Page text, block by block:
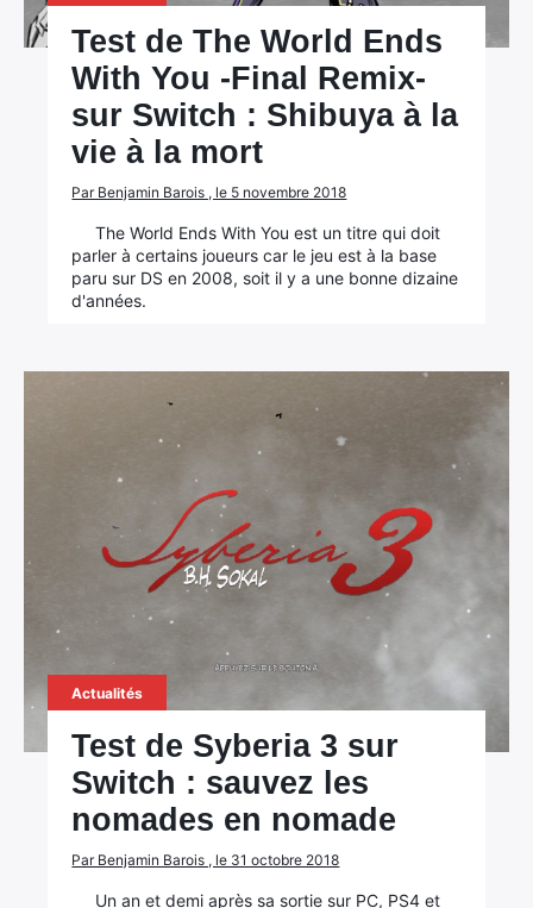
Test de The World Ends
With You -Final Remix-
sur Switch : Shibuya à la
vie à la mort
Par Benjamin Barois , le 5 novembre 2018
The World Ends With You est un titre qui doit
parler à certains joueurs car le jeu est à la base
paru sur DS en 2008, soit il y a une bonne dizaine
d'années.
Actualités
Test de Syberia 3 sur
Switch : sauvez les
nomades en nomade
Par Benjamin Barois , le 31 octobre 2018
Un an et demi après sa sortie sur PC, PS4 et